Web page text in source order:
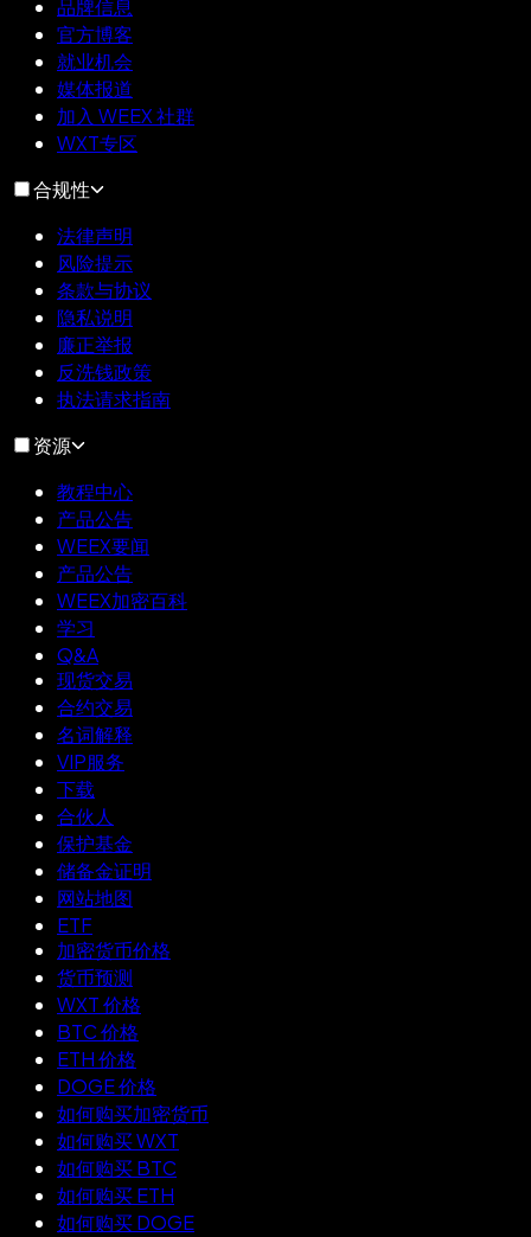
品牌信息
官方博客
就业机会
媒体报道
加入 WEEX 社群
WXT专区
合规性
法律声明
风险提示
条款与协议
隐私说明
廉正举报
反洗钱政策
执法请求指南
资源
教程中心
产品公告
WEEX要闻
产品公告
WEEX加密百科
学习
Q&A
现货交易
合约交易
名词解释
VIP服务
下载
合伙人
保护基金
储备金证明
网站地图
ETF
加密货币价格
货币预测
WXT 价格
BTC 价格
ETH 价格
DOGE 价格
如何购买加密货币
如何购买 WXT
如何购买 BTC
如何购买 ETH
如何购买 DOGE